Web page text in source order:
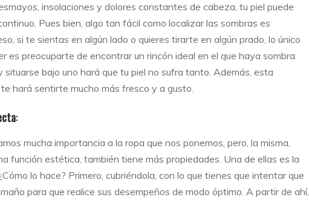
insolaciones y dolores constantes de cabeza, tu piel puede
Pues bien, algo tan fácil como localizar las sombras es
si te sientas en algún lado o quieres tirarte en algún prado, lo único
es preocuparte de encontrar un rincón ideal en el que haya sombra.
situarse bajo uno hará que tu piel no sufra tanto. Además, esta
hará sentirte mucho más fresco y a gusto.
:
mucha importancia a la ropa que nos ponemos, pero, la misma,
función estética, también tiene más propiedades. Una de ellas es la
lo hace? Primero, cubriéndola, con lo que tienes que intentar que
para que realice sus desempeños de modo óptimo. A partir de ahí,